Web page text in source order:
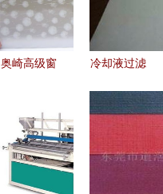
奥崎高级窗
系列 厂家
直销优质磨
砂玻璃纸批
发与加工解
冷却液过滤
工的工艺与